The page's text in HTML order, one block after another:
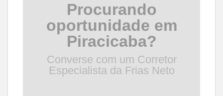
Procurando
oportunidade em
Piracicaba?
Converse com um Corretor
Especialista da Frias Neto